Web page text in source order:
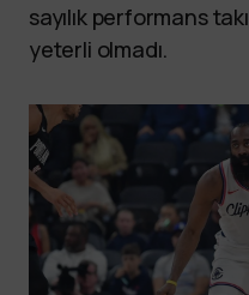
sayılık performans
yeterli olmadı.